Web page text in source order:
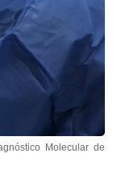
Molecular de